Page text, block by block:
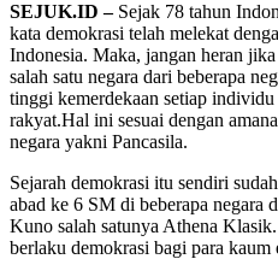
SEJUK.ID – Sejak 78 tahun
kata demokrasi telah melekat
Indonesia. Maka, jangan heran
salah satu negara dari beberapa
tinggi kemerdekaan setiap
rakyat.Hal ini sesuai dengan
negara yakni Pancasila.
Sejarah demokrasi itu sendiri
abad ke 6 SM di beberapa negara
Kuno salah satunya Athena
berlaku demokrasi bagi para